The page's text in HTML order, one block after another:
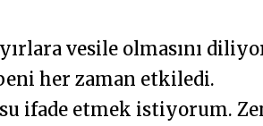
vesile olmasını
her zaman etkiledi.
ifade etmek istiyorum.